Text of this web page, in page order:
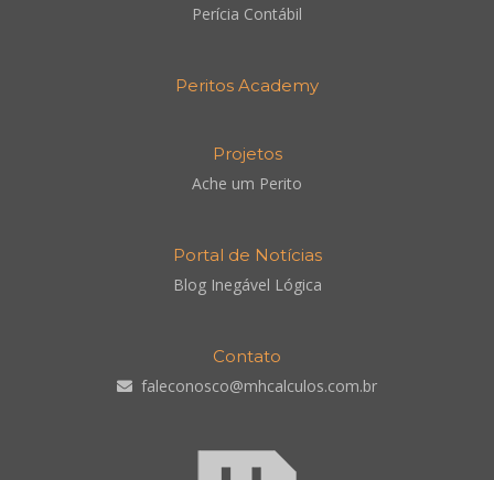
Perícia Contábil
Peritos Academy
Projetos
Ache um Perito
Portal de Notícias
Blog Inegável Lógica
Contato
faleconosco@mhcalculos.com.br